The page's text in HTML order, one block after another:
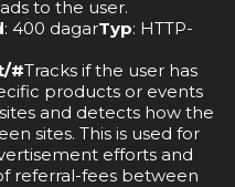
to the user.
: 400 dagarTyp: HTTP-
#Tracks if the user has
products or events
and detects how the
sites. This is used for
efforts and
referral-fees between